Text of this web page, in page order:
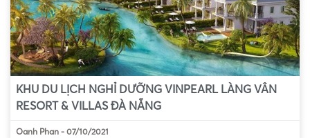
KHU DU LỊCH NGHỈ DƯỠNG VINPEARL LÀNG VÂN
RESORT & VILLAS ĐÀ NẴNG
Oanh Phan - 07/10/2021